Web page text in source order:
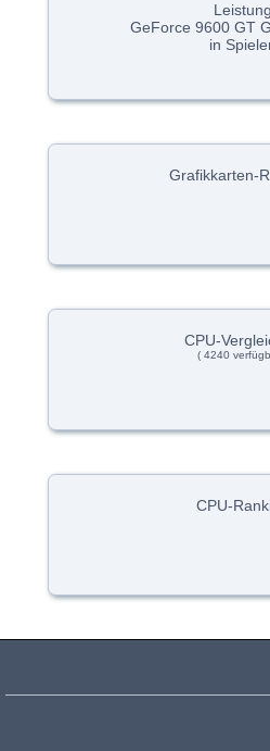
Leistung
GeForce 9600 GT
in
Grafikkarten-
CPU-
( 4240
CPU-